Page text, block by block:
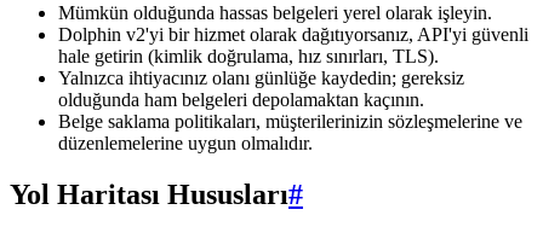
Mümkün olduğunda hassas belgeleri yerel olarak işleyin.
Dolphin v2'yi bir hizmet olarak dağıtıyorsanız, API'yi güvenli
hale getirin (kimlik doğrulama, hız sınırları, TLS).
Yalnızca ihtiyacınız olanı günlüğe kaydedin; gereksiz
olduğunda ham belgeleri depolamaktan kaçının.
Belge saklama politikaları, müşterilerinizin sözleşmelerine ve
düzenlemelerine uygun olmalıdır.
Yol Haritası Hususları#